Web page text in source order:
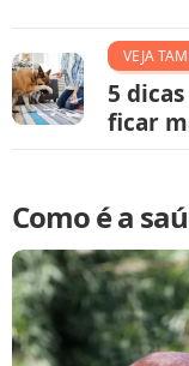
VEJA
5
ficar
Como é a